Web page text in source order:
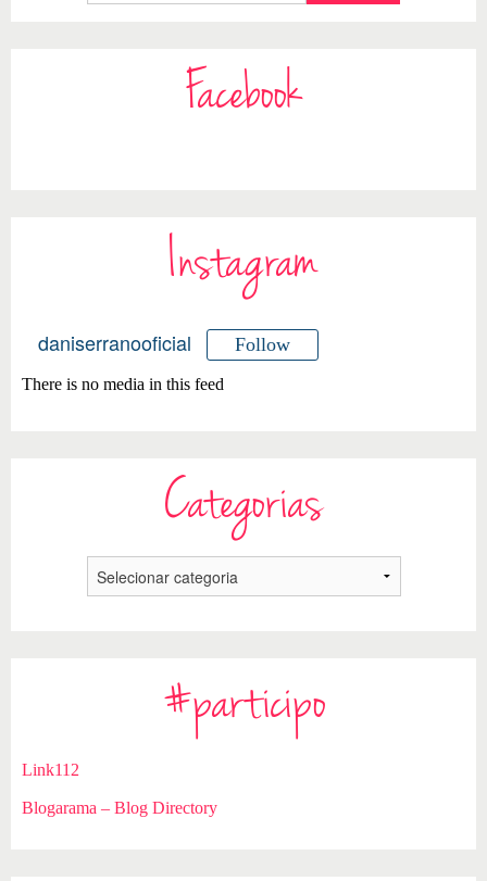
Facebook
Instagram
daniserranooficial Follow
There is no media in this feed
Categorias
#participo
Link112
Blogarama – Blog Directory